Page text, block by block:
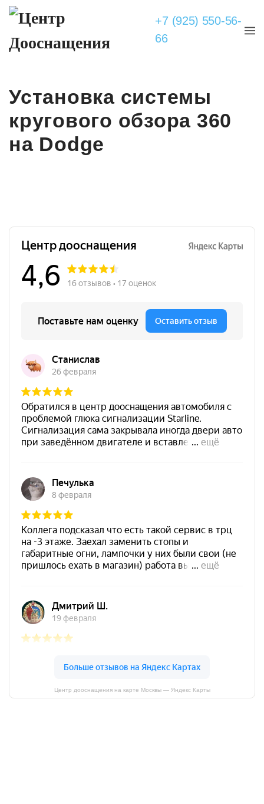
+7 (925) 550-56-
66
Установка системы
кругового обзора 360
на Dodge
Центр дооснащения на карте Москвы — Яндекс Карты